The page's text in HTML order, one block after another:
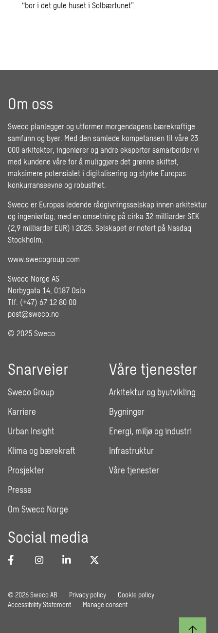
“bor i det gule huset i Solbærtunet”.
Om oss
Sweco planlegger og utformer morgendagens bærekraftige
samfunn og byer. Med den samlede kompetansen til våre 23
000 arkitekter, ingeniører og andre eksperter samarbeider vi
med kundene våre for å muliggjøre det grønne skiftet,
maksimere potensialet i digitalisering og styrke Europas
konkurranseevne og robusthet.
Sweco er Europas ledende rådgivningsselskap innen arkitektur
og ingeniørfag, med en omsetning på cirka 32 milliarder SEK
(2,9 milliarder EUR) i 2025. Selskapet er notert på Nasdaq
Stockholm.
www.swecogroup.com
Sweco Norge AS
Norbygata 14, 0187 Oslo
Tlf. (+47) 67 12 80 00
post@sweco.no
© 2025 Sweco.
Snarveier
Sweco Group
Karriere
Urban Insight
Klima og bærekraft
Prosjekter
Presse
Om Sweco Norge
Våre tjenester
Arkitektur og byutvikling
Bygninger
Energi, miljø og industri
Infrastruktur
Våre tjenester
Social media
© 2026 Sweco AB Privacy policy
Cookie policy
Accessibility Statement
Manage consent